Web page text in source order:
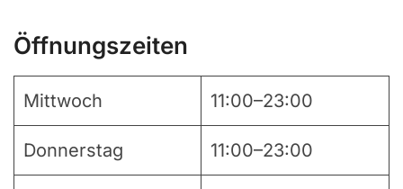
Öffnungszeiten
Mittwoch 11:00–23:00
Donnerstag 11:00–23:00